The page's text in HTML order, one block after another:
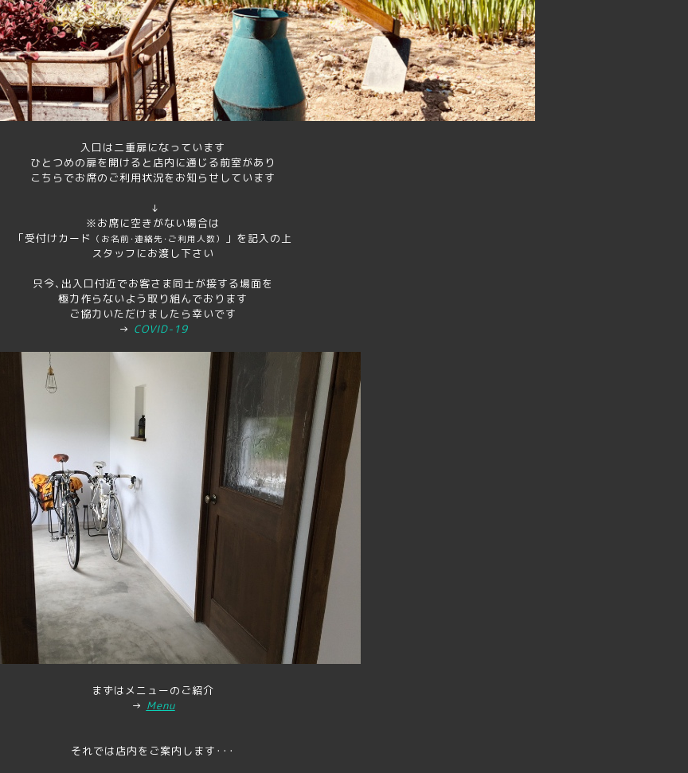
入口は二重扉になっています
ひとつめの扉を開けると店内に通じる前室があり
こちらでお席のご利用状況をお知らせしています
↓
※お席に空きがない場合は
「受付けカード
（お名前･連絡先･ご利用人数）
」を記入の上
スタッフにお渡し下さい
只今､出入口付近でお客さま同士が接する場面を
極力作らないよう取り組んでおります
ご協力いただけましたら幸いです
→ COVID-19
まずはメニューのご紹介
→ Menu
それでは店内をご案内します･･･